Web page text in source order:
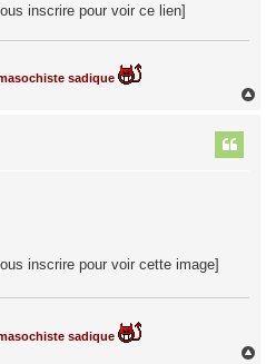
inscrire pour voir ce lien]
sadique
inscrire pour voir cette image]
sadique